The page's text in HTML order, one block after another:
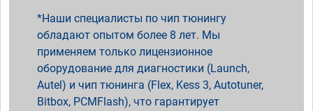
Наши специалисты по чип тюнингу
обладают опытом более 8 лет. Мы
применяем только лицензионное
оборудование для диагностики (Launch,
Autel) и чип тюнинга (Flex, Kess 3, Autotuner,
Bitbox, PCMFlash), что гарантирует